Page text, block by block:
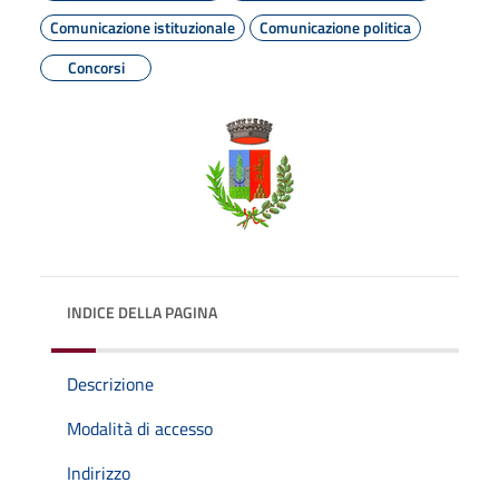
Comunicazione istituzionale
Comunicazione politica
Concorsi
INDICE DELLA PAGINA
Descrizione
Modalità di accesso
Indirizzo